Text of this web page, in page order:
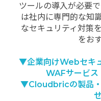
ツールの導入が必要
は社内に専門的な知
なセキュリティ対策
をお
▼企業向けWebセキ
WAFサービ
▼Cloudbricの製品・